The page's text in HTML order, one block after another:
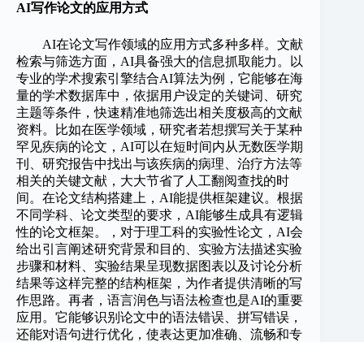
AI写作论文的应用方式
AI在论文写作领域的应用方式多种多样。文献
检索与筛选方面，AI具备强大的信息抓取能力。以
专业的学术搜索引擎结合AI算法为例，它能够在海
量的学术数据库中，依据用户设定的关键词、研究
主题等条件，快速精准地筛选出相关度极高的文献
资料。比如在医学领域，研究者若想撰写关于某种
罕见疾病的论文，AI可以在短时间内从无数医学期
刊、研究报告中找出与该疾病的病理、治疗方法等
相关的关键文献，大大节省了人工翻阅查找的时
间。在论文结构搭建上，AI能提供框架建议。根据
不同学科、论文类型的要求，AI能够生成具有逻辑
性的论文框架。，对于理工科的实验性论文，AI会
给出引言阐述研究背景和目的、实验方法描述实验
步骤和材料、实验结果呈现数据图表以及讨论分析
结果等这样完整的结构框架，为作者提供清晰的写
作思路。再者，语言润色与语法检查也是AI的重要
应用。它能够识别论文中的语法错误、拼写错误，
还能对语句进行优化，使表达更加准确、流畅和专